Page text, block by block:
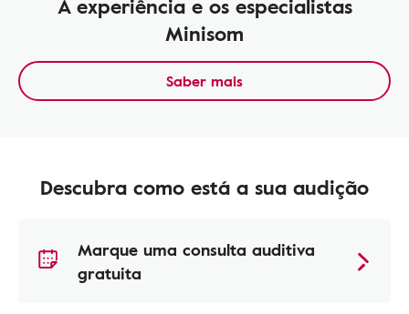
Minisom
Saber mais
Descubra como está a sua audição
Marque uma consulta auditiva
gratuita